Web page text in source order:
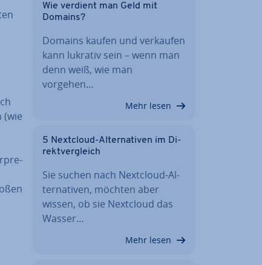
(wie
Wie verdient man Geld mit
Domains?
Domains kaufen und verkaufen
kann lukrativ sein – wenn man
denn weiß, wie man
vorgehen…
Mehr lesen
5 Nextcloud-Al­ter­na­ti­ven im Di­
rekt­ver­gleich
Sie suchen nach Nextcloud-Al­
ter­na­ti­ven, möchten aber
wissen, ob sie Nextcloud das
Wasser…
Mehr lesen